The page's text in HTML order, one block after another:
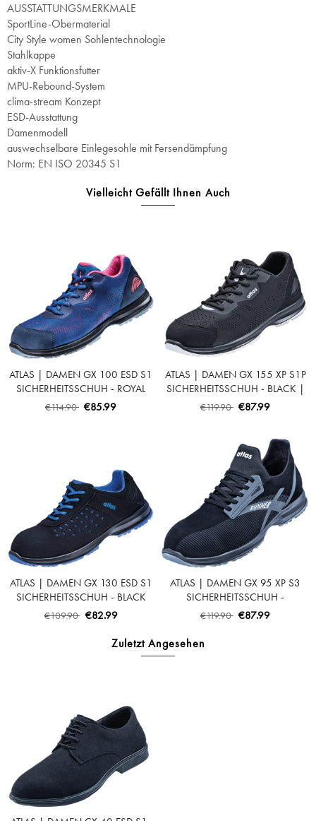
AUSSTATTUNGSMERKMALE
SportLine-Obermaterial
City Style women Sohlentechnologie
Stahlkappe
aktiv-X Funktionsfutter
MPU-Rebound-System
clima-stream Konzept
ESD-Ausstattung
Damenmodell
auswechselbare Einlegesohle mit Fersendämpfung
Norm: EN ISO 20345 S1
Vielleicht Gefällt Ihnen Auch
ATLAS | DAMEN GX 100 ESD S1
SICHERHEITSSCHUH - ROYAL
BLUE | NEON-PINK
€114.90 €85.99
ATLAS | DAMEN GX 155 XP S1P
SICHERHEITSSCHUH - BLACK |
WHITE
€119.90 €87.99
ATLAS | DAMEN GX 130 ESD S1
SICHERHEITSSCHUH - BLACK
€109.90 €82.99
ATLAS | DAMEN GX 95 XP S3
SICHERHEITSSCHUH -
ANTHRAZIT | BLACK
€119.90 €87.99
Zuletzt Angesehen